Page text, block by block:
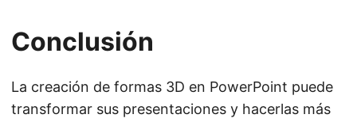
Conclusión
La creación de formas 3D en PowerPoint puede
transformar sus presentaciones y hacerlas más